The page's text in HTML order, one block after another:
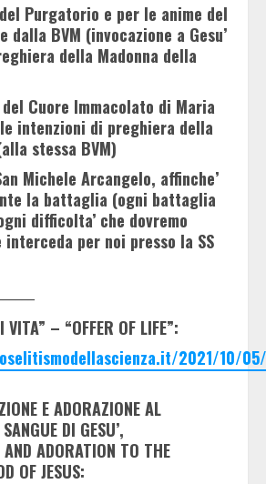
Purgatorio e per le anime del
dalla BVM (invocazione a Gesu’
della Madonna della
Cuore Immacolato di Maria
le intenzioni di preghiera della
stessa BVM)
Michele Arcangelo, affinche’
la battaglia (ogni battaglia
difficolta’ che dovremo
per noi presso la SS
VITA” – “OFFER OF LIFE”:
2021/10/
E ADORAZIONE AL
DI GESU’,
ADORATION TO THE
OF JESUS: